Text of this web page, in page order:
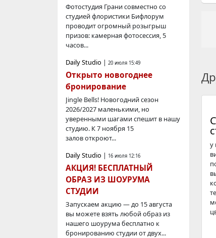
у
Фотостудия Грани совместно со
студией флористики Бифлорум
проводит огромный розыгрыш
призов: камерная фотосессия, 5
часов...
Daily Studio | 20 июля 15:49
Открыто новогоднее
бронирование
Jingle Bells! Новогодний сезон
2026/2027 маленькими, но
уверенными шагами спешит в нашу
студию. К 7 ноября 15
залов откроют...
Daily Studio | 16 июля 12:16
АКЦИЯ! БЕСПЛАТНЫЙ
ОБРАЗ ИЗ ШОУРУМА
СТУДИИ
Запускаем акцию — до 15 августа
вы можете взять любой образ из
нашего шоурума бесплатно к
бронированию студии от двух...